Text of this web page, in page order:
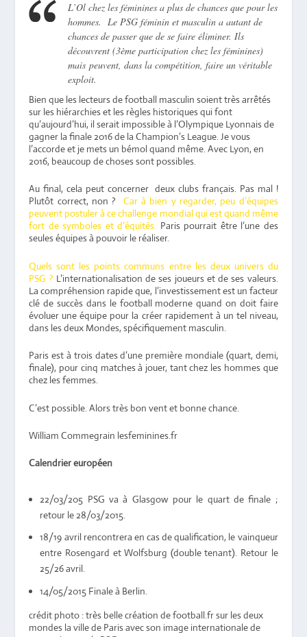
L’Ol chez les féminines a plus de chances que pour les
hommes. Le PSG féminin et masculin a autant de
chances de passer que de se faire éliminer. Ils
découvrent (3ème participation chez les féminines)
mais peuvent, dans la compétition, faire un véritable
exploit.
Bien que les lecteurs de football masculin soient très arrêtés
sur les hiérarchies et les règles historiques qui font
qu’aujourd’hui, il serait impossible à l’Olympique Lyonnais de
gagner la finale 2016 de la Champion’s League. Je vous
l’accorde et je mets un bémol quand même. Avec Lyon, en
2016, beaucoup de choses sont possibles.
Au final, cela peut concerner deux clubs français. Pas mal !
Plutôt correct, non ? Car à bien y regarder, peu d’équipes
peuvent postuler à ce challenge mondial qui est quand même
fort de symboles et d’équités. Paris pourrait être l’une des
seules équipes à pouvoir le réaliser.
Quels sont les points communs entre les deux univers du
PSG ? L’internationalisation de ses joueurs et de ses valeurs.
La compréhension rapide que, l’investissement est un facteur
clé de succès dans le football moderne quand on doit faire
évoluer une équipe pour la créer rapidement à un tel niveau,
dans les deux Mondes, spécifiquement masculin.
Paris est à trois dates d’une première mondiale (quart, demi,
finale), pour cinq matches à jouer, tant chez les hommes que
chez les femmes.
C’est possible. Alors très bon vent et bonne chance.
William Commegrain lesfeminines.fr
Calendrier européen
22/03/205 PSG va à Glasgow pour le quart de finale ;
retour le 28/03/2015.
18/19 avril rencontrera en cas de qualification, le vainqueur
entre Rosengard et Wolfsburg (double tenant). Retour le
25/26 avril.
14/05/2015 Finale à Berlin.
crédit photo : très belle création de football.fr sur les deux
mondes la ville de Paris avec son image internationale de